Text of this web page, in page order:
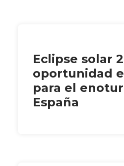
Eclipse solar
oportunidad
para el
España